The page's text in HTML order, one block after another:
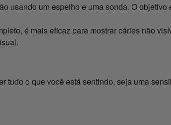
usando um espelho e uma sonda. O objetivo
é mais eficaz para mostrar cáries não
tudo o que você está sentindo, seja uma